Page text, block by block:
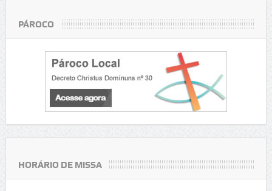
PÁROCO
HORÁRIO DE MISSA